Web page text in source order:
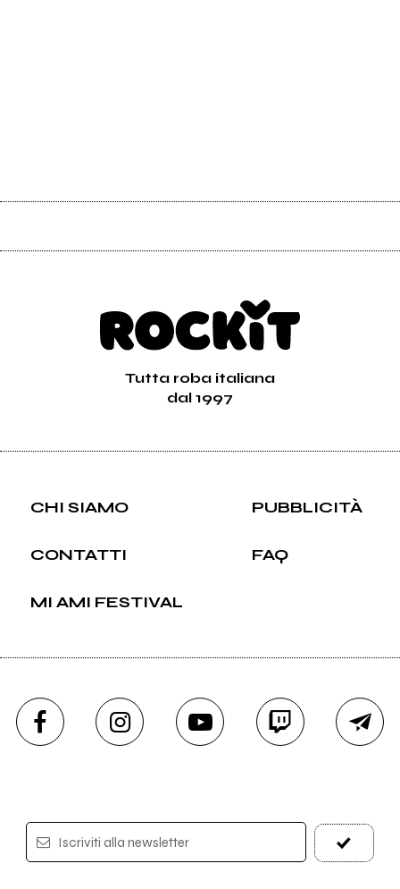
Tutta roba italiana
dal 1997
CHI SIAMO PUBBLICITÀ
CONTATTI FAQ
MI AMI FESTIVAL
Iscriviti alla newsletter